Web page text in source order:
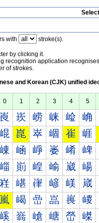
with stroke(s).
by clicking it.
recognition application
of strokes.
and Korean (CJK) unified
0 1 2 3 4 5
崀 崁 崂 崃 崄 崅
崐 崑 崒 崓 崔 崕
崠 崡 崢 崣 崤 崥
崰 崱 崲 崳 崴 崵
嵀 嵁 嵂 嵃 嵄 嵅
嵐 嵑 嵒 嵓 嵔 嵕
嵠 嵡 嵢 嵣 嵤 嵥